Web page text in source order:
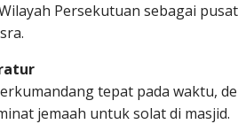
Persekutuan sebagai
tepat pada waktu,
jemaah untuk solat di masjid.